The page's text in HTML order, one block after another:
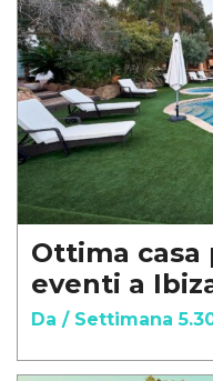
Ottima
eventi a
Da / Settimana